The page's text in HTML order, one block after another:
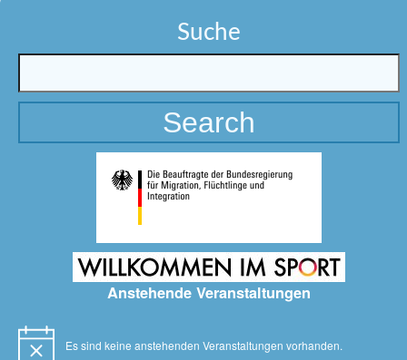
Suche
Anstehende Veranstaltungen
Hinweis Es sind keine anstehenden Veranstaltungen vorhanden.